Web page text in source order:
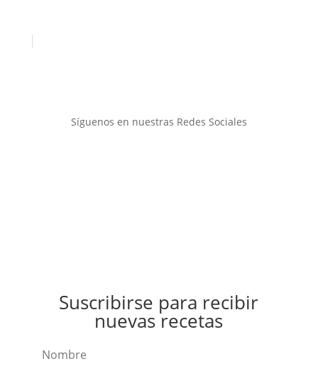
Síguenos en nuestras Redes Sociales
Suscribirse para recibir
nuevas recetas